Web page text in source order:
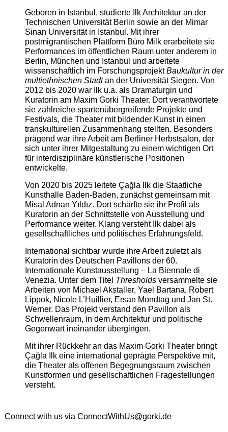
Geboren in Istanbul, studierte Ilk Architektur an der
Technischen Universität Berlin sowie an der Mimar
Sinan Universität in Istanbul. Mit ihrer
postmigrantischen Plattform Büro Milk erarbeitete sie
Performances im öffentlichen Raum unter anderem in
Berlin, München und Istanbul und arbeitete
wissenschaftlich im ForschungsprojektBaukultur in der
multiethnischen Stadtan der Universität Siegen. Von
2012 bis 2020 war Ilk u.a. als Dramaturgin und
Kuratorin am Maxim Gorki Theater. Dort verantwortete
sie zahlreiche spartenübergreifende Projekte und
Festivals, die Theater mit bildender Kunst in einen
transkulturellen Zusammenhang stellten. Besonders
prägend war ihre Arbeit am Berliner Herbstsalon, der
sich unter ihrer Mitgestaltung zu einem wichtigen Ort
für interdisziplinäre künstlerische Positionen
entwickelte.
Von 2020 bis 2025 leitete Çağla Ilk die Staatliche
Kunsthalle Baden-Baden, zunächst gemeinsam mit
Misal Adnan Yıldız. Dort schärfte sie ihr Profil als
Kuratorin an der Schnittstelle von Ausstellung und
Performance weiter. Klang versteht Ilk dabei als
gesellschaftliches und politisches Erfahrungsfeld.
International sichtbar wurde ihre Arbeit zuletzt als
Kuratorin des Deutschen Pavillons der 60.
Internationale Kunstausstellung – La Biennale di
Venezia. Unter dem Titel Thresholdsversammelte sie
Arbeiten von Michael Akstaller, Yael Bartana, Robert
Lippok, Nicole L’Huillier, Ersan Mondtag und Jan St.
Werner. Das Projekt verstand den Pavillon als
Schwellenraum, in dem Architektur und politische
Gegenwart ineinander übergingen.
Mit ihrer Rückkehr an das Maxim Gorki Theater bringt
Çağla Ilk eine international geprägte Perspektive mit,
die Theater als offenen Begegnungsraum zwischen
Kunstformen und gesellschaftlichen Fragestellungen
versteht.
Connect with us via ConnectWithUs@gorki.de